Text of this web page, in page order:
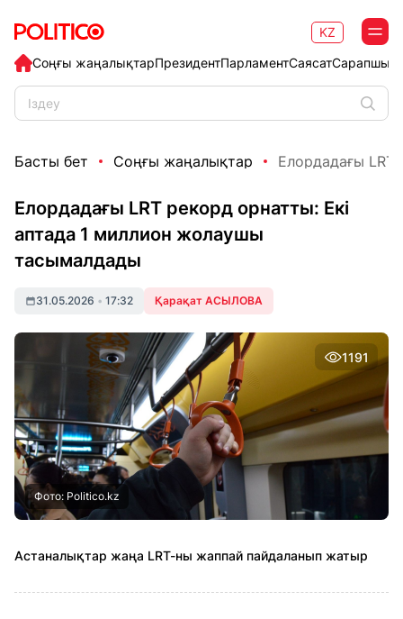
Соңғы жаңалықтарПрезидентПарламентСаясат
KZ
Басты бет Соңғы жаңалықтар Елордадағы LRT
Елордадағы LRT рекорд орнатты: Екі
аптада 1 миллион жолаушы
тасымалдады
31.05.2026 • 17:32 Қарақат АСЫЛОВА
1191
Фото: Politico.kz
Астаналықтар жаңа LRT-ны жаппай пайдаланып жатыр